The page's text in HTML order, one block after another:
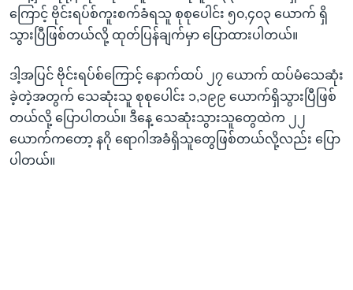
ကြောင့် ဗိုင်းရပ်စ်ကူးစက်ခံရသူ စုစုပေါင်း ၅၀,၄၀၃ ယောက် ရှိ
သွားပြီဖြစ်တယ်လို့ ထုတ်ပြန်ချက်မှာ ပြောထားပါတယ်။
ဒါ့အပြင် ဗိုင်းရပ်စ်ကြောင့် နောက်ထပ် ၂၇ ယောက် ထပ်မံသေဆုံး
ခဲ့တဲ့အတွက် သေဆုံးသူ စုစုပေါင်း ၁,၁၉၉ ယောက်ရှိသွားပြီဖြစ်
တယ်လို့ ပြောပါတယ်။ ဒီနေ့ သေဆုံးသွားသူတွေထဲက ၂၂
ယောက်ကတော့ နဂို ရောဂါအခံရှိသူတွေဖြစ်တယ်လို့လည်း ပြော
ပါတယ်။